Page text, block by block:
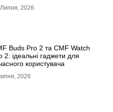
2026
Buds Pro 2 та CMF Watch
2: ідеальні гаджети для
користувача
2026